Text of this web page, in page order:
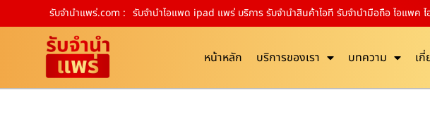
รับจํานําแพร่.com : รับจำนำไอแพด ipad แพร่ บริการ รับจำนำสินค้าไอที รับจำนำมือถือ ไอแพค
หน้าหลัก บริการของเรา บทความ เ